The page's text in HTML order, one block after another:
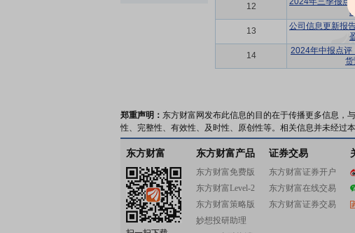
12
13
公司信息更新报
14
2024年中报点评
货
郑重声明： 东方财富网发布此信息的目的在于传播更多信息，
性、完整性、有效性、及时性、原创性等。相关信息并未经过
东方财富 东方财富产品
东方财富免费版
东方财富Level-2
东方财富策略版
妙想投研助理
证券交易
东方财富证券开户
东方财富在线交易
东方财富证券交易